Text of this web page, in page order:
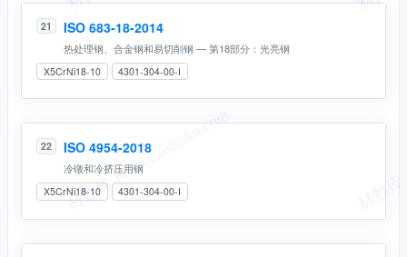
21 ISO 683-18-2014
热处理钢、合金钢和易切削钢 — 第18部分：光亮钢
X5CrNi18-10 4301-304-00-I
22 ISO 4954-2018
冷镦和冷挤压用钢
X5CrNi18-10 4301-304-00-I